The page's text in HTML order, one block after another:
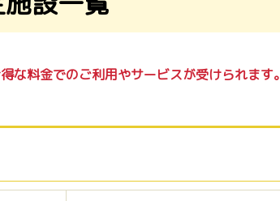
な料金でのご利用やサービスが受けられます。